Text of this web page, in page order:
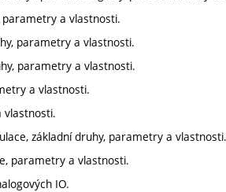
parametry a vlastnosti.
parametry a vlastnosti.
parametry a vlastnosti.
a vlastnosti.
vlastnosti.
základní druhy, parametry a vlastnosti.
parametry a vlastnosti.
IO.